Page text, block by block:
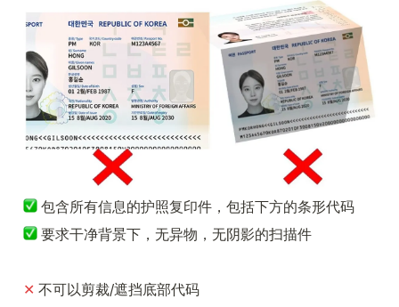
包含所有信息的护照复印件，包括下方的条形代码
要求干净背景下，无异物，无阴影的扫描件
✕ 不可以剪裁/遮挡底部代码